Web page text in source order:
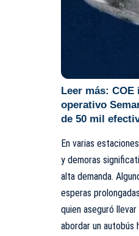
Leer más: COE
operativo
de 50 mil
En varias
y demoras
alta demanda.
esperas
quien aseguró
abordar un autobús